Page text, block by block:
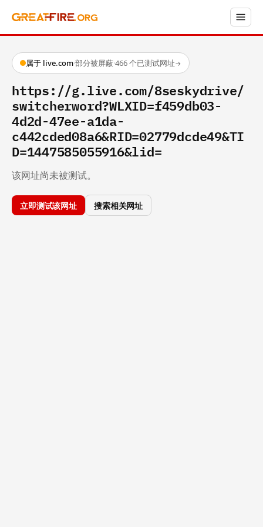
属于 live.com·部分被屏蔽·466 个已测试网址→
https://g.live.com/8seskydrive/
switcherword?WLXID=f459db03-
4d2d-47ee-a1da-
c442cded08a6&RID=02779dcde49&TI
D=1447585055916&lid=
该网址尚未被测试。
立即测试该网址 搜索相关网址